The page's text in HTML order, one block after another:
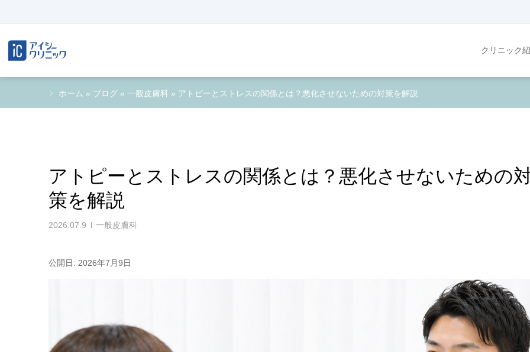
クリニック
ホーム » ブログ » 一般皮膚科 » アトピーとストレスの関係とは？悪化させないための対策を解説
アトピーとストレスの関係とは？悪化させないための
策を解説
2026.07.9 一般皮膚科
公開日: 2026年7月9日